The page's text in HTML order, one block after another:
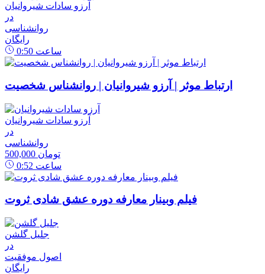
آرزو سادات شیروانیان
در
روانشناسی
رایگان
0:50 ساعت
ارتباط موثر | آرزو شیروانیان | روانشناس شخصیت
آرزو سادات شیروانیان
در
روانشناسی
500,000 تومان
0:52 ساعت
فیلم وبینار معارفه دوره عشق شادی ثروت
جلیل گلشن
در
اصول موفقیت
رایگان